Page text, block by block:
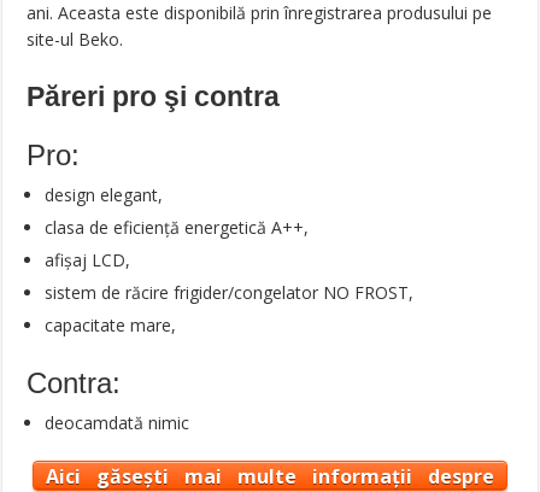
ani. Aceasta este disponibilă prin înregistrarea produsului pe
site-ul Beko.
Păreri pro şi contra
Pro:
design elegant,
clasa de eficiență energetică A++,
afișaj LCD,
sistem de răcire frigider/congelator NO FROST,
capacitate mare,
Contra:
deocamdată nimic
Aici găsești mai multe informații despre